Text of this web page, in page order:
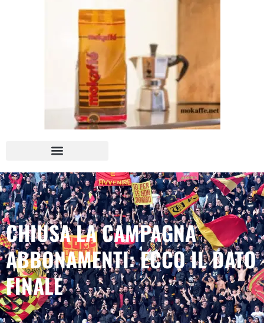
CHIUSA LA CAMPAGNA
ABBONAMENTI: ECCO IL DATO
FINALE